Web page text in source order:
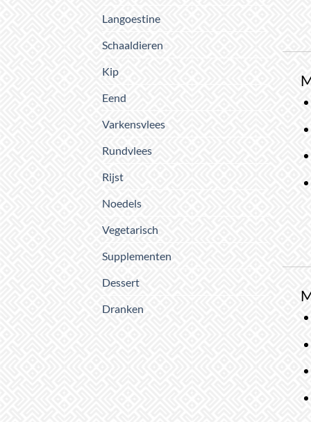
Langoestine
Schaaldieren
Kip
Eend
Varkensvlees
Rundvlees
Rijst
Noedels
Vegetarisch
Supplementen
Dessert
Dranken